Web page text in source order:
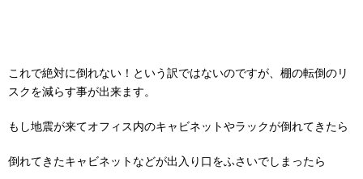
これで絶対に倒れない！という訳ではないのですが、棚の転倒のリ
スクを減らす事が出来ます。
もし地震が来てオフィス内のキャビネットやラックが倒れてきたら
倒れてきたキャビネットなどが出入り口をふさいでしまったら